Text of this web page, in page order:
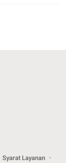
Syarat Layanan